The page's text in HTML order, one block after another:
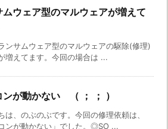
ムウェア型のマルウェアが増えて
ンサムウェア型のマルウェアの駆除(修理)
増えてます。今回の場合は ...
ンが動かない （ ； ； ）
は、のぶのぶです。今回の修理依頼は、
ンが動かない」でした。◎SO ...